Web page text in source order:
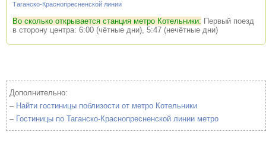
Таганско-Краснопресненской линии
Во сколько открывается станция метро Котельники: Первый поезд
в сторону центра: 6:00 (чётные дни), 5:47 (нечётные дни)
Дополнительно:
– Найти гостиницы поблизости от метро Котельники
– Гостиницы по Таганско-Краснопресненской линии метро